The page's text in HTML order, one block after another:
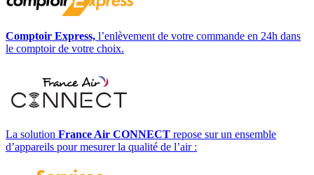
Comptoir Express, l’enlèvement de votre commande en 24h dans
le comptoir de votre choix.
La solution France Air CONNECT repose sur un ensemble
d’appareils pour mesurer la qualité de l’air :